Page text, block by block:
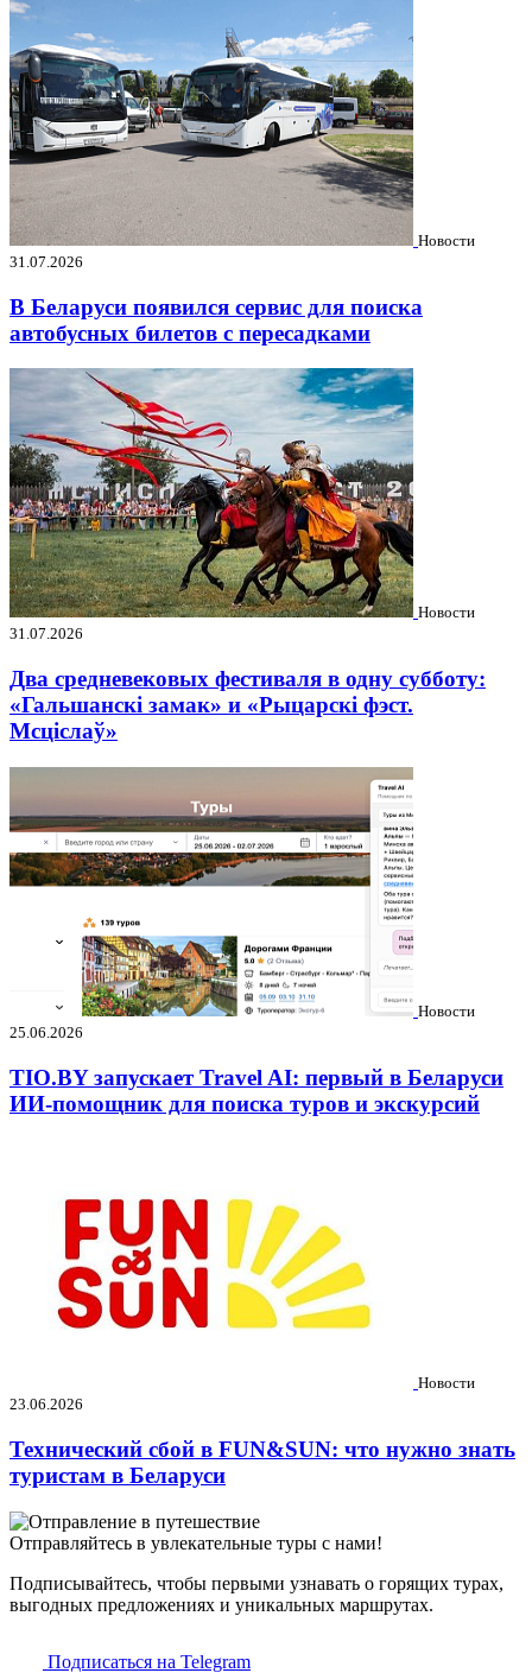
Новости
31.07.2026
В Беларуси появился сервис для поиска
автобусных билетов с пересадками
Новости
31.07.2026
Два средневековых фестиваля в одну субботу:
«Гальшанскі замак» и «Рыцарскі фэст.
Мсціслаў»
Новости
25.06.2026
TIO.BY запускает Travel AI: первый в Беларуси
ИИ-помощник для поиска туров и экскурсий
Новости
23.06.2026
Технический сбой в FUN&SUN: что нужно знать
туристам в Беларуси
Отправляйтесь в увлекательные туры с нами!
Подписывайтесь, чтобы первыми узнавать о горящих турах,
выгодных предложениях и уникальных маршрутах.
Подписаться на Telegram